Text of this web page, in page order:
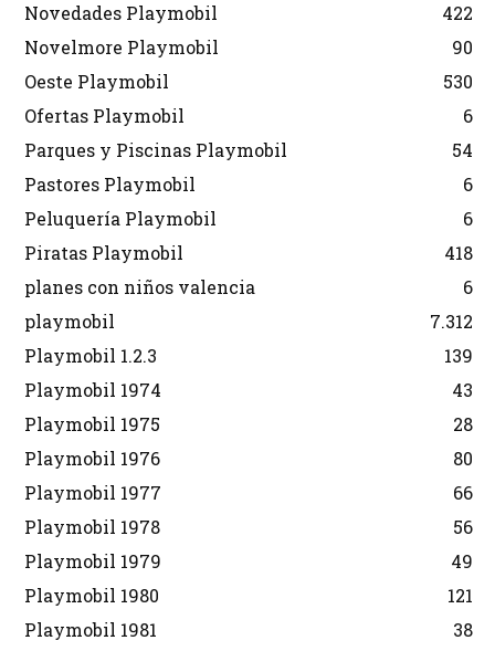
Novedades Playmobil
422
Novelmore Playmobil
90
Oeste Playmobil
530
Ofertas Playmobil
6
Parques y Piscinas Playmobil
54
Pastores Playmobil
6
Peluquería Playmobil
6
Piratas Playmobil
418
planes con niños valencia
6
playmobil
7.312
Playmobil 1.2.3
139
Playmobil 1974
43
Playmobil 1975
28
Playmobil 1976
80
Playmobil 1977
66
Playmobil 1978
56
Playmobil 1979
49
Playmobil 1980
121
Playmobil 1981
38